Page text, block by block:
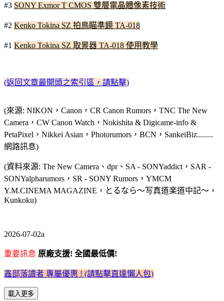
#3 SONY Exmor T CMOS 雙層電晶體像素技術
#2 Kenko Tokina SZ 拍鳥瞄準鏡 TA-018
#1 Kenko Tokina SZ 取景器 TA-018 使用教學
(返回文章最開頭之索引區，請點擊)
(來源: NIKON，Canon，CR Canon Rumors，TNC The New
Camera，CW Canon Watch，Nokishita & Digicame-info &
PetaPixel，Nikkei Asian，Photorumors，BCN，SankeiBiz........
網路訊息)
(資料來源: The New Camera、dpr、SA - SONYaddict，SAR -
SONYalpharumors，SR - SONY Rumors，YMCM
Y.M.CINEMA MAGAZINE，とるなら～写真道楽道中記～，
Kunkoku)
2026-07-02a
重要訊息 原廠支援! 全國最低價!
鑫部落讀者 專屬優惠 ! (請點擊直達懶人包)
載入更多